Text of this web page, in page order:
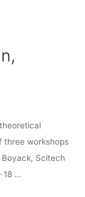
three workshops
Boyack, Scitech
18 …